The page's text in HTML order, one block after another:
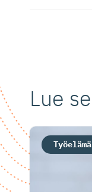
Lue
Työelämä